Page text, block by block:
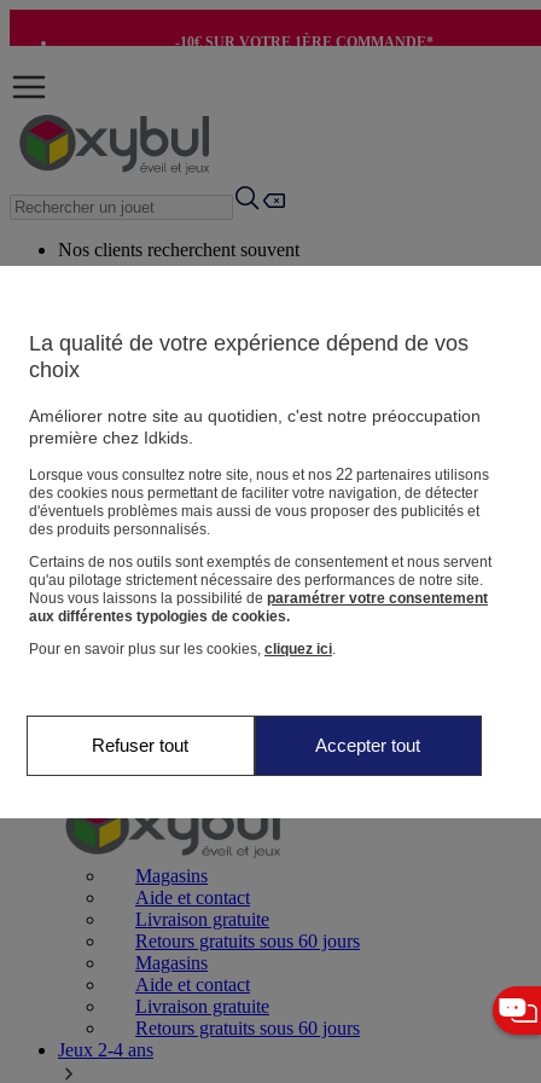
-10€ SUR VOTRE 1ÈRE COMMANDE*
Nos clients recherchent souvent
Conseils suggérés
Produits suggérés
Vos informations personnelles
Suivre une commande
Magasin
Panier
Favoris
Jeux 0-2 ans
Magasins
Aide et contact
Livraison gratuite
Retours gratuits sous 60 jours
Magasins
Aide et contact
Livraison gratuite
Retours gratuits sous 60 jours
Jeux 2-4 ans
La qualité de votre expérience dépend de vos
choix
Améliorer notre site au quotidien, c'est notre préoccupation
première chez Idkids.
Lorsque vous consultez notre site, nous et nos 22partenaires utilisons
des cookies nous permettant de faciliter votre navigation, de détecter
d'éventuels problèmes mais aussi de vous proposer des publicités et
des produits personnalisés.
Certains de nos outils sont exemptés de consentement et nous servent
qu'au pilotage strictement nécessaire des performances de notre site.
Nous vous laissons la possibilité de paramétrer votre consentement
aux différentes typologies de cookies.
Pour en savoir plus sur les cookies, cliquez ici.
Refuser tout Accepter tout